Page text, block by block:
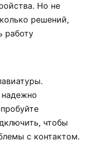
Но не
решений,
работу
надежно
чтобы
с контактом.